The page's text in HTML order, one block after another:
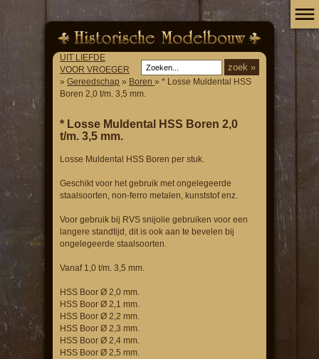
UIT LIEFDE
VOOR VROEGER
» Gereedschap » Boren » * Losse Muldental HSS
Boren 2,0 t/m. 3,5 mm.
* Losse Muldental HSS Boren 2,0
t/m. 3,5 mm.
Losse Muldental HSS Boren per stuk.
Geschikt voor het gebruik met ongelegeerde
staalsoorten, non-ferro metalen, kunststof enz.
Voor gebruik bij RVS snijolie gebruiken voor een
langere standtijd, dit is ook aan te bevelen bij
ongelegeerde staalsoorten.
Vanaf 1,0 t/m. 3,5 mm.
HSS Boor Ø 2,0 mm.
HSS Boor Ø 2,1 mm.
HSS Boor Ø 2,2 mm.
HSS Boor Ø 2,3 mm.
HSS Boor Ø 2,4 mm.
HSS Boor Ø 2,5 mm.